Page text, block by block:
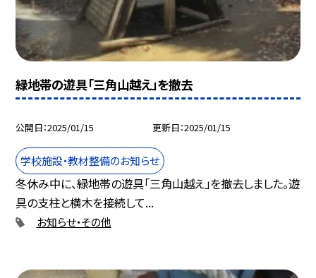
緑地帯の遊具「三角山越え」を撤去
公開日 2025/01/15 更新日 2025/01/15
学校施設・教材整備のお知らせ
冬休み中に、緑地帯の遊具「三角山越え」を撤去しました。遊
具の支柱と横木を接続して...
お知らせ・その他